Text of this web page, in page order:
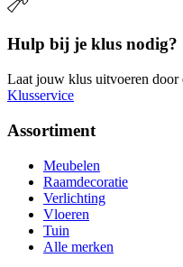
Hulp bij je klus nodig?
Laat jouw klus uitvoeren door
Klusservice
Assortiment
Meubelen
Raamdecoratie
Verlichting
Vloeren
Tuin
Alle merken